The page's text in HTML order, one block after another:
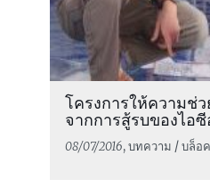
โครงการให้ความช่
จากการสู้รบของไอ
08/07/2016, บทความ / บล็อค